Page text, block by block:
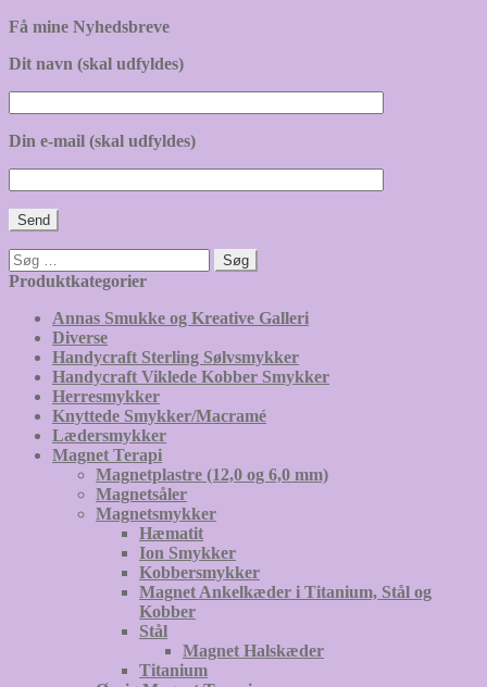
Få mine Nyhedsbreve
Dit navn (skal udfyldes)
Din e-mail (skal udfyldes)
Søg
efter:
Produktkategorier
Annas Smukke og Kreative Galleri
Diverse
Handycraft Sterling Sølvsmykker
Handycraft Viklede Kobber Smykker
Herresmykker
Knyttede Smykker/Macramé
Lædersmykker
Magnet Terapi
Magnetplastre (12,0 og 6,0 mm)
Magnetsåler
Magnetsmykker
Hæmatit
Ion Smykker
Kobbersmykker
Magnet Ankelkæder i Titanium, Stål og
Kobber
Stål
Magnet Halskæder
Titanium